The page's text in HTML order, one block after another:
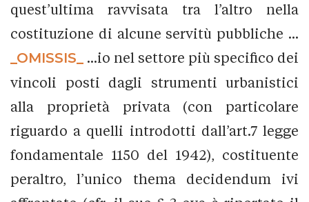
quest’ultima ravvisata tra l’altro nella
costituzione di alcune servitù pubbliche ...
_OMISSIS_
...io nel settore più specifico dei
vincoli posti dagli strumenti urbanistici
alla proprietà privata (con particolare
riguardo a quelli introdotti dall’art.7 legge
fondamentale 1150 del 1942), costituente
peraltro, l’unico thema decidendum ivi